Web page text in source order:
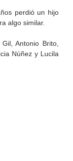
perdió un hijo
algo similar.
Antonio Brito,
Núñez y Lucila